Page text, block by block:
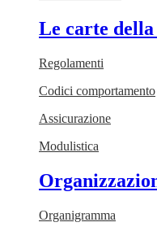
Le carte della
Regolamenti
Codici comportamento
Assicurazione
Modulistica
Organigramma